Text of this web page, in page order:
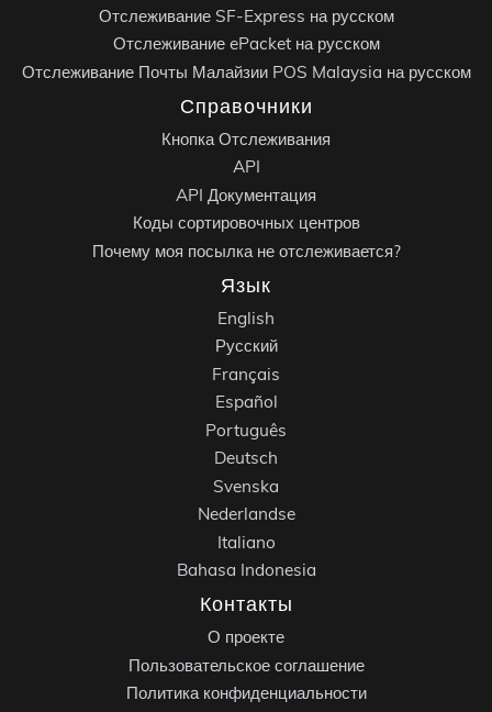
Отслеживание SF-Express на русском
Отслеживание ePacket на русском
Отслеживание Почты Малайзии POS Malaysia на русском
Справочники
Кнопка Отслеживания
API
API Документация
Коды сортировочных центров
Почему моя посылка не отслеживается?
Язык
English
Русский
Français
Español
Português
Deutsch
Svenska
Nederlandse
Italiano
Bahasa Indonesia
Контакты
О проекте
Пользовательское соглашение
Политика конфиденциальности